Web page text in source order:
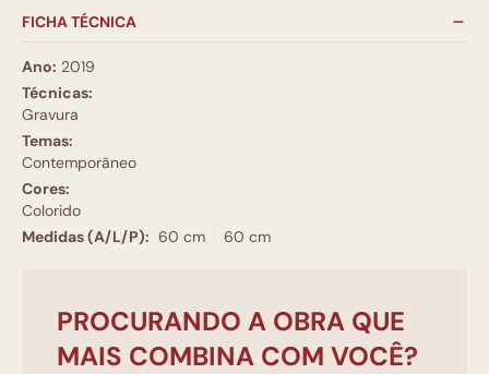
FICHA TÉCNICA
Ano: 2019
Técnicas:
Gravura
Temas:
Contemporâneo
Cores:
Colorido
Medidas (A/L/P): 60 cm 60 cm
PROCURANDO A OBRA QUE
MAIS COMBINA COM VOCÊ?